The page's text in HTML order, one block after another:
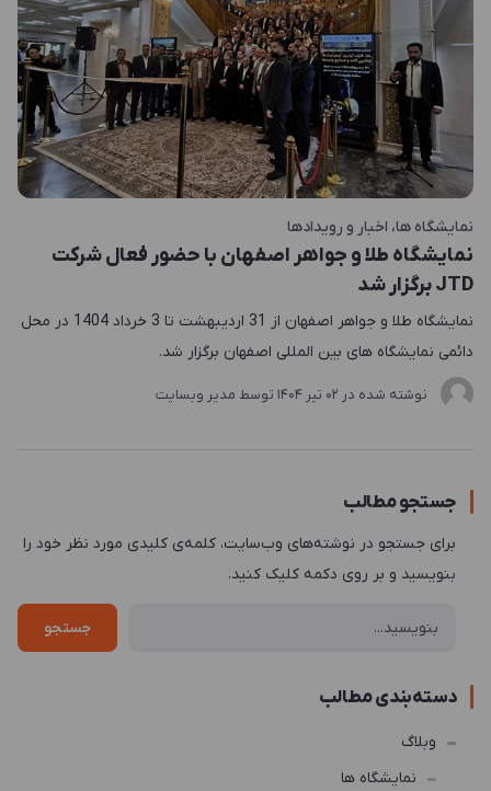
نمایشگاه ها اخبار و رویدادها
نمایشگاه طلا و جواهر اصفهان با حضور فعال شرکت
JTD برگزار شد
نمایشگاه طلا و جواهر اصفهان از 31 اردیبهشت تا 3 خرداد 1404 در محل
دائمی نمایشگاه های بین المللی اصفهان برگزار شد.
نوشته شده در 02 تير 1404 توسط مدیر وبسایت
جستجو مطالب
برای جستجو در نوشته‌های وب‌سایت، کلمه‌ی کلیدی مورد نظر خود را
بنویسید و بر روی دکمه کلیک کنید.
جستجو
دسته‌بندی مطالب
وبلاگ
نمایشگاه ها